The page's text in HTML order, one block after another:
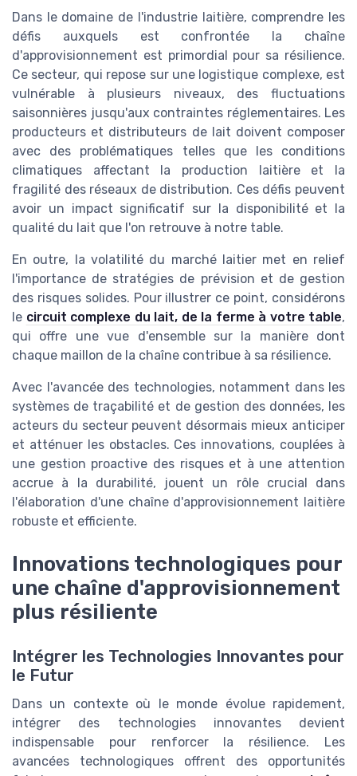
Dans le domaine de l'industrie laitière, comprendre les
défis auxquels est confrontée la chaîne
d'approvisionnement est primordial pour sa résilience.
Ce secteur, qui repose sur une logistique complexe, est
vulnérable à plusieurs niveaux, des fluctuations
saisonnières jusqu'aux contraintes réglementaires. Les
producteurs et distributeurs de lait doivent composer
avec des problématiques telles que les conditions
climatiques affectant la production laitière et la
fragilité des réseaux de distribution. Ces défis peuvent
avoir un impact significatif sur la disponibilité et la
qualité du lait que l'on retrouve à notre table.
En outre, la volatilité du marché laitier met en relief
l'importance de stratégies de prévision et de gestion
des risques solides. Pour illustrer ce point, considérons
le circuit complexe du lait, de la ferme à votre table,
qui offre une vue d'ensemble sur la manière dont
chaque maillon de la chaîne contribue à sa résilience.
Avec l'avancée des technologies, notamment dans les
systèmes de traçabilité et de gestion des données, les
acteurs du secteur peuvent désormais mieux anticiper
et atténuer les obstacles. Ces innovations, couplées à
une gestion proactive des risques et à une attention
accrue à la durabilité, jouent un rôle crucial dans
l'élaboration d'une chaîne d'approvisionnement laitière
robuste et efficiente.
Innovations technologiques pour
une chaîne d'approvisionnement
plus résiliente
Intégrer les Technologies Innovantes pour
le Futur
Dans un contexte où le monde évolue rapidement,
intégrer des technologies innovantes devient
indispensable pour renforcer la résilience. Les
avancées technologiques offrent des opportunités